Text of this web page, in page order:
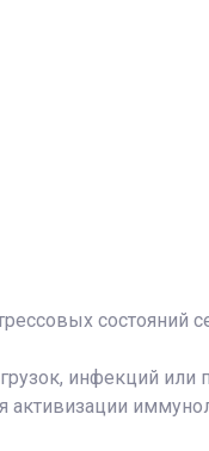
состояний
инфекций или